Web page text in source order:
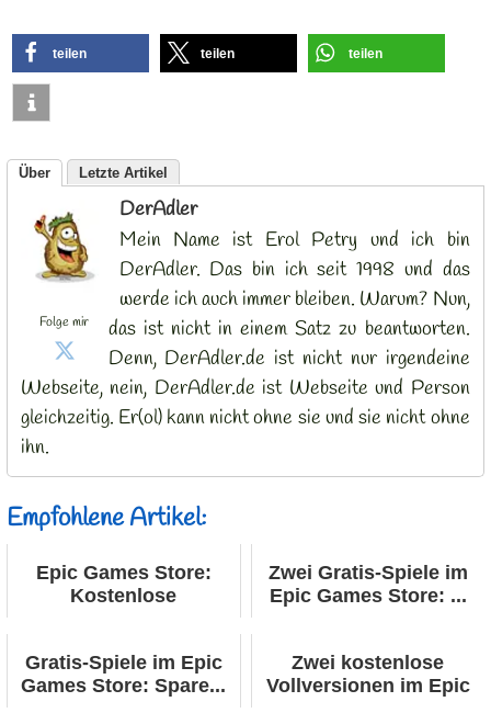
teilen teilen teilen
Über Letzte Artikel
Folge mir
DerAdler
Mein Name ist Erol Petry und ich bin
DerAdler. Das bin ich seit 1998 und das
werde ich auch immer bleiben. Warum? Nun,
das ist nicht in einem Satz zu beantworten.
Denn, DerAdler.de ist nicht nur irgendeine
Webseite, nein, DerAdler.de ist Webseite und Person
gleichzeitig. Er(ol) kann nicht ohne sie und sie nicht ohne
ihn.
Empfohlene Artikel:
Epic Games Store:
Kostenlose
Zwei Gratis-Spiele im
Epic Games Store: ...
Gratis-Spiele im Epic
Games Store: Spare...
Zwei kostenlose
Vollversionen im Epic